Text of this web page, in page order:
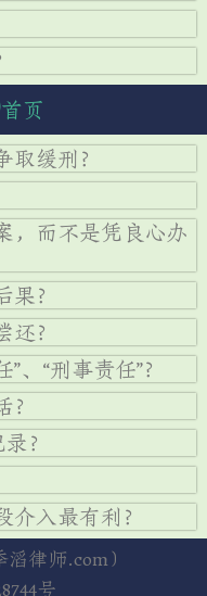
首页
取缓刑？
，而不是凭良心办
果？
还？
、“刑事责任”？
？
？
介入最有利？
滔律师.com）
号